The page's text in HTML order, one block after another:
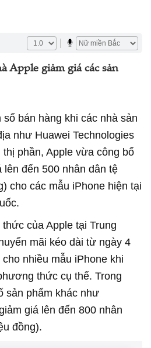
Apple giảm giá các sản
bán hàng khi các nhà sản
như Huawei Technologies
phần, Apple vừa công bố
đến 500 nhân dân tệ
cho các mẫu iPhone hiện tại
của Apple tại Trung
mãi kéo dài từ ngày 4
nhiều mẫu iPhone khi
thức cụ thể. Trong
sản phẩm khác như
giá lên đến 800 nhân
đồng).